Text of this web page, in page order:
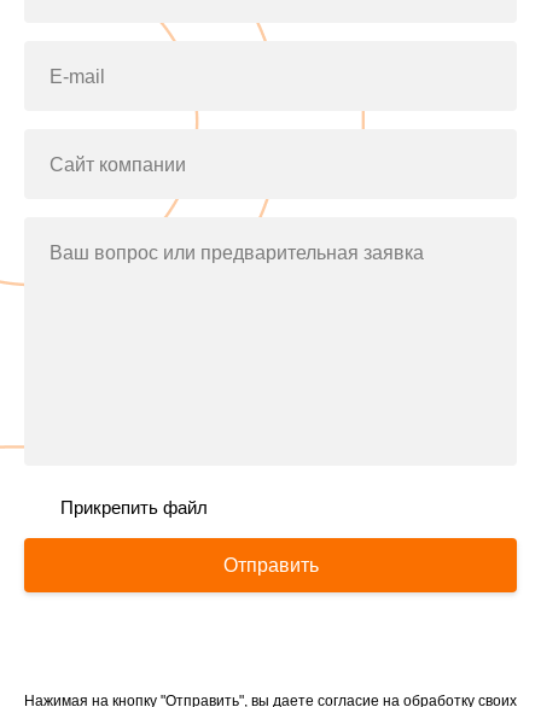
E-mail
Сайт компании
Ваш вопрос или предварительная заявка
Прикрепить файл
Отправить
Нажимая на кнопку "Отправить", вы даете согласие на обработку своих